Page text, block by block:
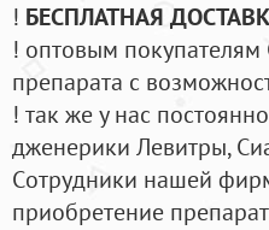
! БЕСПЛАТНАЯ
! оптовым
препарата с
! так же у нас
дженерики Левитры,
Cотрудники нашей
приобретение